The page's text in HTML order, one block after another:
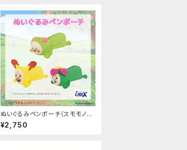
ぬいぐるみペンポーチ（スモモノウ
チ・ホトケアカバネ・リトルハナガシ
ラ）
¥2,750